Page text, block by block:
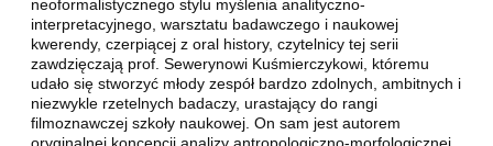
neoformalistycznego stylu myślenia analityczno-
interpretacyjnego, warsztatu badawczego i naukowej
kwerendy, czerpiącej z oral history, czytelnicy tej serii
zawdzięczają prof. Sewerynowi Kuśmierczykowi, któremu
udało się stworzyć młody zespół bardzo zdolnych, ambitnych i
niezwykle rzetelnych badaczy, urastający do rangi
filmoznawczej szkoły naukowej. On sam jest autorem
oryginalnej koncepcji analizy antropologiczno-morfologicznej,